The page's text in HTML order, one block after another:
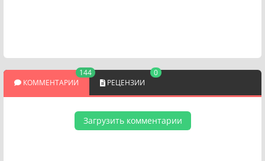
КОММЕНТАРИИ
144
РЕЦЕНЗИИ
0
Загрузить комментарии